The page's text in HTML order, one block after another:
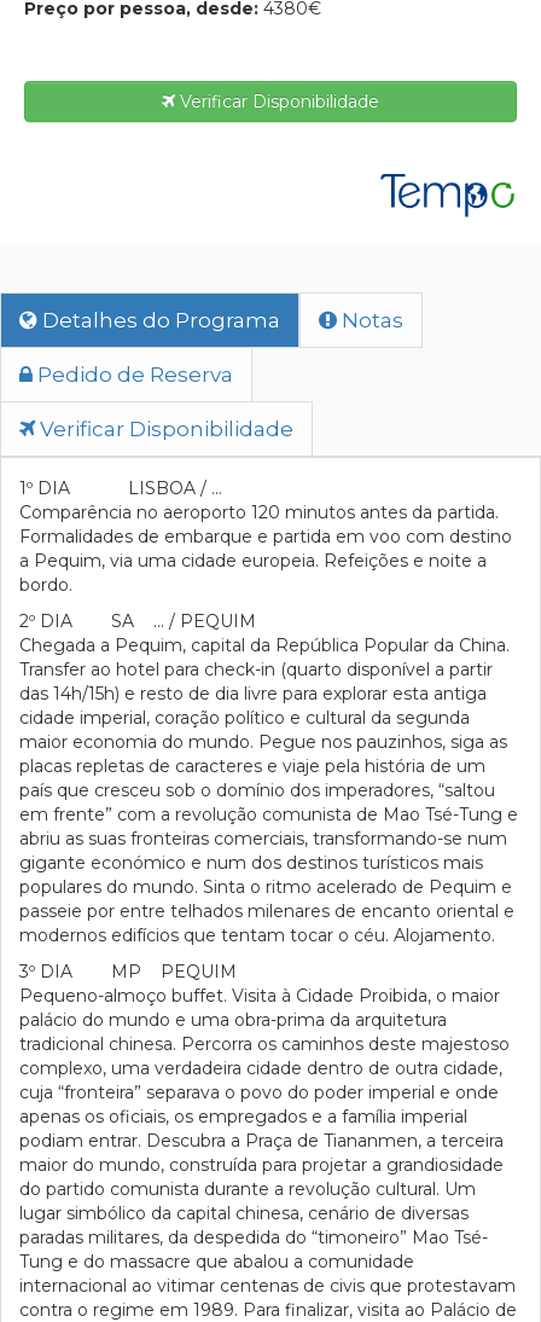
Preço por pessoa, desde: 4380€
Verificar Disponibilidade
Detalhes do Programa Notas
Pedido de Reserva
Verificar Disponibilidade
1º DIA LISBOA / …
Comparência no aeroporto 120 minutos antes da partida.
Formalidades de embarque e partida em voo com destino
a Pequim, via uma cidade europeia. Refeições e noite a
bordo.
2º DIA SA … / PEQUIM
Chegada a Pequim, capital da República Popular da China.
Transfer ao hotel para check-in (quarto disponível a partir
das 14h/15h) e resto de dia livre para explorar esta antiga
cidade imperial, coração político e cultural da segunda
maior economia do mundo. Pegue nos pauzinhos, siga as
placas repletas de caracteres e viaje pela história de um
país que cresceu sob o domínio dos imperadores, “saltou
em frente” com a revolução comunista de Mao Tsé-Tung e
abriu as suas fronteiras comerciais, transformando-se num
gigante económico e num dos destinos turísticos mais
populares do mundo. Sinta o ritmo acelerado de Pequim e
passeie por entre telhados milenares de encanto oriental e
modernos edifícios que tentam tocar o céu. Alojamento.
3º DIA MP PEQUIM
Pequeno-almoço buffet. Visita à Cidade Proibida, o maior
palácio do mundo e uma obra-prima da arquitetura
tradicional chinesa. Percorra os caminhos deste majestoso
complexo, uma verdadeira cidade dentro de outra cidade,
cuja “fronteira” separava o povo do poder imperial e onde
apenas os oficiais, os empregados e a família imperial
podiam entrar. Descubra a Praça de Tiananmen, a terceira
maior do mundo, construída para projetar a grandiosidade
do partido comunista durante a revolução cultural. Um
lugar simbólico da capital chinesa, cenário de diversas
paradas militares, da despedida do “timoneiro” Mao Tsé-
Tung e do massacre que abalou a comunidade
internacional ao vitimar centenas de civis que protestavam
contra o regime em 1989. Para finalizar, visita ao Palácio de